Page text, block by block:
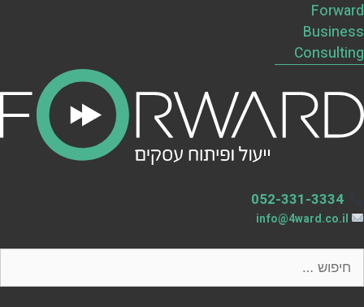
Forward
Business
Consulting
052-331-3334
info@4ward.co.il